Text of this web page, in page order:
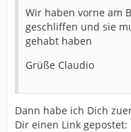
Wir haben vorne am
geschliffen und sie
gehabt haben
Grüße Claudio
Dann habe ich Dich
Dir einen Link gepostet: